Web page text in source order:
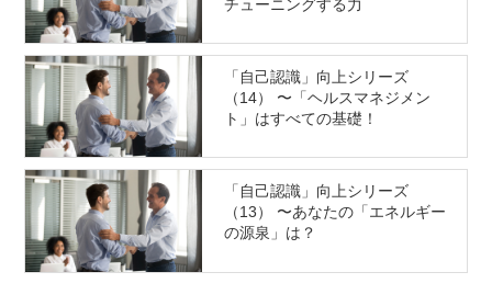
チューニングする力
「自己認識」向上シリーズ
（14） 〜「ヘルスマネジメン
ト」はすべての基礎！
「自己認識」向上シリーズ
（13） 〜あなたの「エネルギー
の源泉」は？